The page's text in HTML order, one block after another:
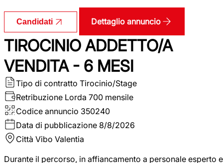
Candidati Dettaglio annuncio
TIROCINIO ADDETTO/A
VENDITA - 6 MESI
Tipo di contratto Tirocinio/Stage
Retribuzione Lorda 700 mensile
Codice annuncio 350240
Data di pubblicazione 8/8/2026
Città Vibo Valentia
Durante il percorso, in affiancamento a personale esperto e